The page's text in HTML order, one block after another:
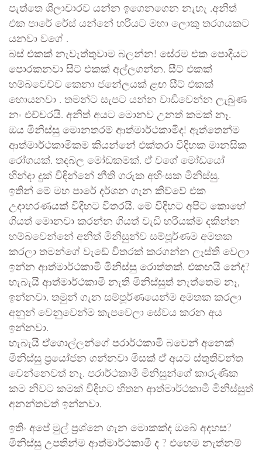
පැත්තෙ ශීලාචාරව යන්න ඉගෙනගෙන නැහැ .අනිත්
එක පාරේ රේස් යන්නේ හරියට මහා ලොකු තරගයකට
යනවා වගේ .
බස් එකක් නැවැත්තුවාම බලන්න! සේරම එක පොදියට
පොරකනවා සීට් එකක් අල්ලගන්න. සීට් එකක්
හම්බවෙච්ච කෙනා ජනේලයක් ළඟ සීට් එකක්
හොයනවා . තමන්ට සැපට යන්න වාඩිවෙන්න ලැබුණ
නං එච්චරයි. අනිත් අයට මොනව උනත් කමක් නෑ.
ඔය මිනිස්සු මොනතරම් ආත්මාර්ථකාමීද! ඇත්තෙන්ම
ආත්මාර්ථකාමිකම කියන්නේ එක්තරා විදිහක මානසික
රෝගයක්. තදබල මෝඩකමක්. ඒ වගේ මෝඩයෝ
හින්දා දුක් විඳින්නේ නීති ගරුක අහිංසක මිනිස්සු.
ඉතින් මේ මහ පාරේ දර්ශන ගැන කිව්වේ එක
උදාහරණයක් විදිහට විතරයි. මේ විදිහට අපිට කොහේ
ගියත් මොනවා කරන්න ගියත් වැඩි හරියක්ම දකින්න
හම්බවෙන්නේ අනිත් මිනිසුන්ව සම්පූර්ණම අමතක
කරලා තමන්ගේ වැඩේ විතරක් කරගන්න ලෑස්ති වෙලා
ඉන්න ආත්මාර්ථකාමී මිනිස්සු රොත්තක්. එකඟයි නේද?
හැබැයි ආත්මාර්ථකාමී නැති මිනිස්සුත් නැත්තෙම නෑ,
ඉන්නවා. තමුන් ගැන සම්පූර්ණයෙන්ම අමතක කරලා
අනුන් වෙනුවෙන්ම කැපවෙලා සේවය කරන අය
ඉන්නවා.
හැබැයි ඒගොල්ලන්ගේ පරාර්ථකාමී බවෙන් අනෙක්
මිනිස්සු ප්‍රයෝජන ගන්නවා මිසක් ඒ අයට ස්තුතිවන්ත
වෙන්නෙවත් නෑ. පරාර්ථකාමී මිනිසුන්ගේ කාරුණික
කම නිවට කමක් විදිහට හිතන ආත්මාර්ථකාමී මිනිස්සුත්
අනන්තවත් ඉන්නවා.
ඉතිං අපේ මුල් ප්‍රශ්නෙ ගැන මොකක්ද ඔබේ අදහස?
මිනිස්සු උපතින්ම ආත්මාර්ථකාමී ද ? එහෙම නැත්නම්